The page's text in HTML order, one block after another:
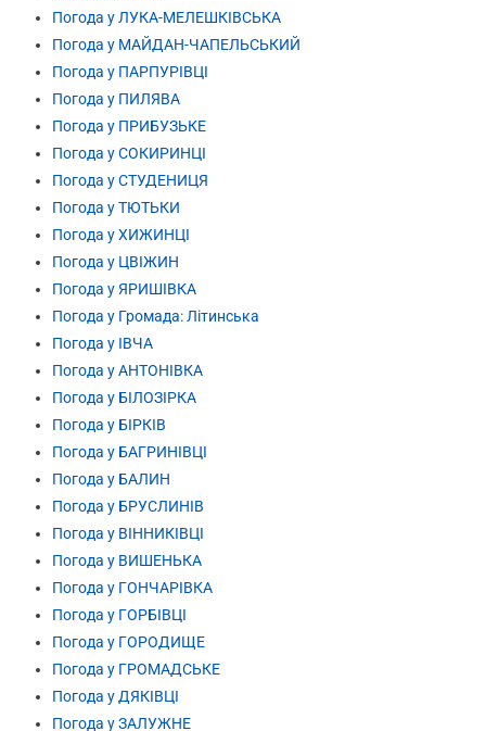
Погода у ЛУКА-МЕЛЕШКІВСЬКА
Погода у МАЙДАН-ЧАПЕЛЬСЬКИЙ
Погода у ПАРПУРІВЦІ
Погода у ПИЛЯВА
Погода у ПРИБУЗЬКЕ
Погода у СОКИРИНЦІ
Погода у СТУДЕНИЦЯ
Погода у ТЮТЬКИ
Погода у ХИЖИНЦІ
Погода у ЦВІЖИН
Погода у ЯРИШІВКА
Погода у Громада: Літинська
Погода у ІВЧА
Погода у АНТОНІВКА
Погода у БІЛОЗІРКА
Погода у БІРКІВ
Погода у БАГРИНІВЦІ
Погода у БАЛИН
Погода у БРУСЛИНІВ
Погода у ВІННИКІВЦІ
Погода у ВИШЕНЬКА
Погода у ГОНЧАРІВКА
Погода у ГОРБІВЦІ
Погода у ГОРОДИЩЕ
Погода у ГРОМАДСЬКЕ
Погода у ДЯКІВЦІ
Погода у ЗАЛУЖНЕ